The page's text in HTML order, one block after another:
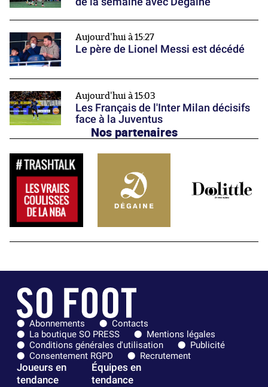
Aujourd'hui à 15:27
Le père de Lionel Messi est décédé
Aujourd'hui à 15:03
Les Français de l'Inter Milan décisifs
face à la Juventus
Nos partenaires
Abonnements
Contacts
La boutique SO PRESS
Mentions légales
Conditions générales d'utilisation
Publicité
Consentement RGPD
Recrutement
Joueurs en
tendance
Équipes en
tendance